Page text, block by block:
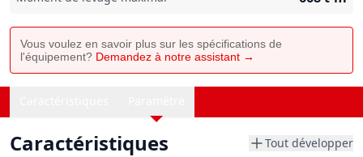
Vous voulez en savoir plus sur les spécifications de
l'équipement? Demandez à notre assistant →
Caractéristiques Tout développer